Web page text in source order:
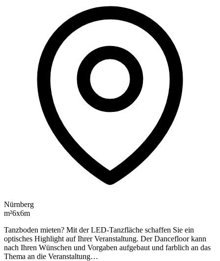
Nürnberg
m²6x6m
Tanzboden mieten? Mit der LED-Tanzfläche schaffen Sie ein
optisches Highlight auf Ihrer Veranstaltung. Der Dancefloor kann
nach Ihren Wünschen und Vorgaben aufgebaut und farblich an das
Thema an die Veranstaltung…